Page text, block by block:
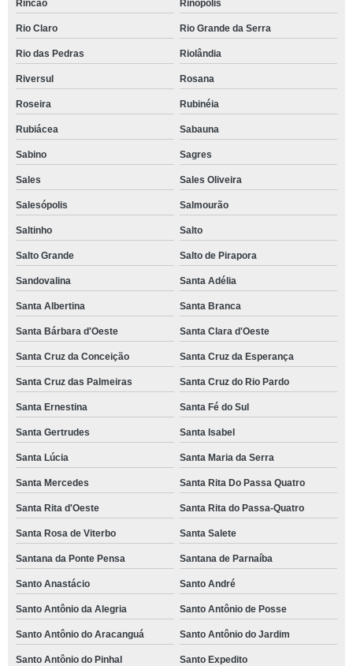
Rincão Rinópolis
Rio Claro Rio Grande da Serra
Rio das Pedras Riolândia
Riversul Rosana
Roseira Rubinéia
Rubiácea Sabauna
Sabino Sagres
Sales Sales Oliveira
Salesópolis Salmourão
Saltinho Salto
Salto Grande Salto de Pirapora
Sandovalina Santa Adélia
Santa Albertina Santa Branca
Santa Bárbara d'Oeste Santa Clara d'Oeste
Santa Cruz da Conceição Santa Cruz da Esperança
Santa Cruz das Palmeiras Santa Cruz do Rio Pardo
Santa Ernestina Santa Fé do Sul
Santa Gertrudes Santa Isabel
Santa Lúcia Santa Maria da Serra
Santa Mercedes Santa Rita Do Passa Quatro
Santa Rita d'Oeste Santa Rita do Passa-Quatro
Santa Rosa de Viterbo Santa Salete
Santana da Ponte Pensa Santana de Parnaíba
Santo Anastácio Santo André
Santo Antônio da Alegria Santo Antônio de Posse
Santo Antônio do Aracanguá Santo Antônio do Jardim
Santo Antônio do Pinhal Santo Expedito